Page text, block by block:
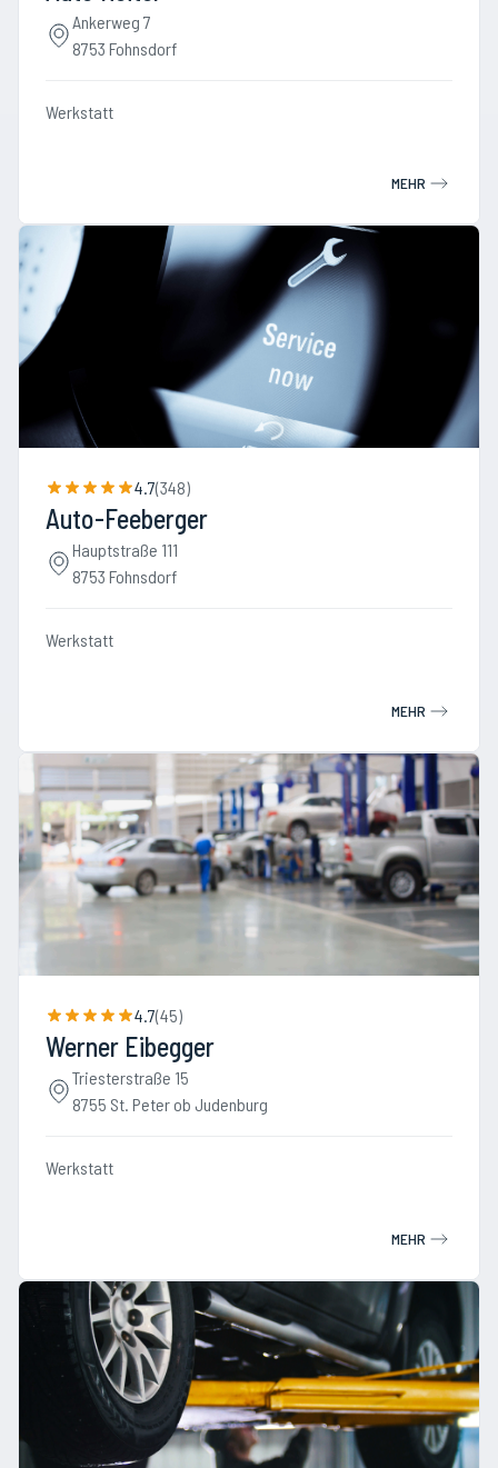
Ankerweg 7
8753 Fohnsdorf
Werkstatt
MEHR
4.7(348)
Auto-Feeberger
Hauptstraße 111
8753 Fohnsdorf
Werkstatt
MEHR
4.7(45)
Werner Eibegger
Triesterstraße 15
8755 St. Peter ob Judenburg
Werkstatt
MEHR